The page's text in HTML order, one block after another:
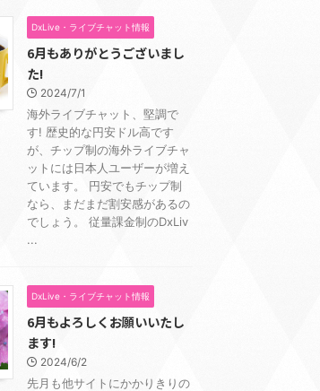
DxLive・ライブチャット情報
6月もありがとうございまし
た!
2024/7/1
海外ライブチャット、堅調で
す! 歴史的な円安ドル高です
が、チップ制の海外ライブチャ
ットには日本人ユーザーが増え
ています。 円安でもチップ制
なら、まだまだ割安感があるの
でしょう。 従量課金制のDxLiv
...
DxLive・ライブチャット情報
6月もよろしくお願いいたし
ます!
2024/6/2
先月も他サイトにかかりきりの